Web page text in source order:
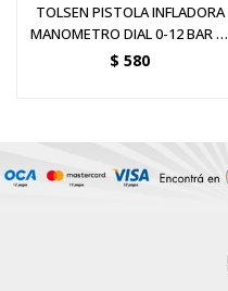
TOLSEN PISTOLA INFLADORA
MANOMETRO DIAL 0-12 BAR 0-
170 PSI
$ 580
Sanitaria